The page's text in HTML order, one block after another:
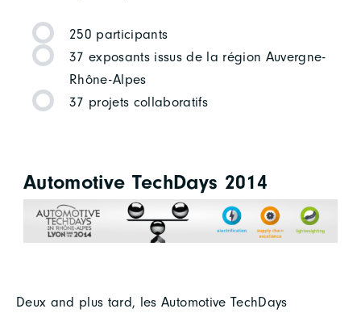
250 participants
37 exposants issus de la région Auvergne-
Rhône-Alpes
37 projets collaboratifs
Automotive TechDays 2014
Deux and plus tard, les Automotive TechDays